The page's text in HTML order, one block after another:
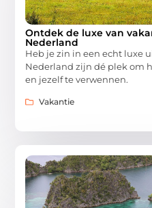
Ontdek de luxe van
Nederland
Heb je zin in een echt luxe
Nederland zijn dé plek om
en jezelf te verwennen.
Vakantie